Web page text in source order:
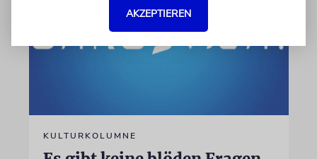
KULTURKOLUMNE
AKZEPTIEREN